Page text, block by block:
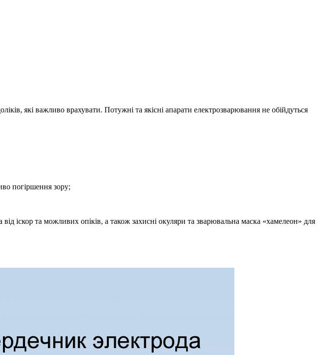
які важливо врахувати. Потужні та якісні апарати електрозварювання не обійдуться
погіршення зору;
іскор та можливих опіків, а також захисні окуляри та зварювальна маска «хамелеон» для